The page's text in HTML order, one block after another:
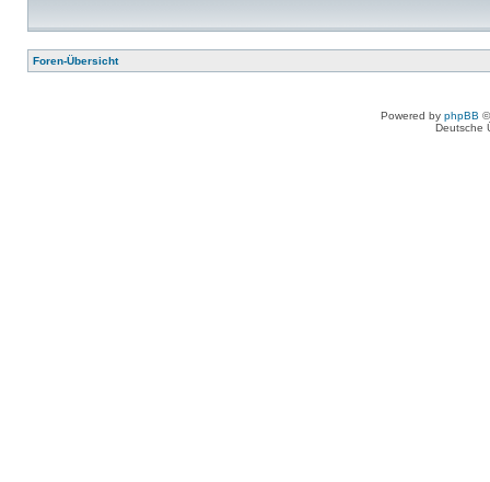
Foren-Übersicht
Powered by phpBB
Deutsche